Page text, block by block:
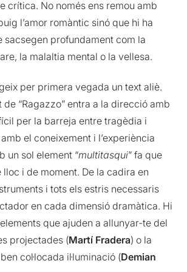
crítica. No només ens remou amb
l’amor romàntic sinó que hi ha
sacsegen profundament com la
la malaltia mental o la vellesa.
per primera vegada un text aliè.
de “Ragazzo” entra a la direcció amb
per la barreja entre tragèdia i
el coneixement i l’experiència
un sol element “multitasqui” fa que
lloc i de moment. De la cadira en
i tots els estris necessaris
en cada dimensió dramàtica. Hi
que ajuden a allunyar-te del
projectades (Martí Fradera) o la
col·locada il·luminació (Demian